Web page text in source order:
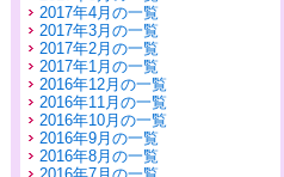
2017年4月の一覧
2017年3月の一覧
2017年2月の一覧
2017年1月の一覧
2016年12月の一覧
2016年11月の一覧
2016年10月の一覧
2016年9月の一覧
2016年8月の一覧